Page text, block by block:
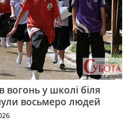
вогонь у школі біля
восьмеро людей